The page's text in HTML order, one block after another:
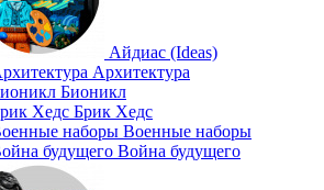
Айдиас (Ideas)
Архитектура
Бионикл
Брик Хедс
Военные наборы
Война будущего